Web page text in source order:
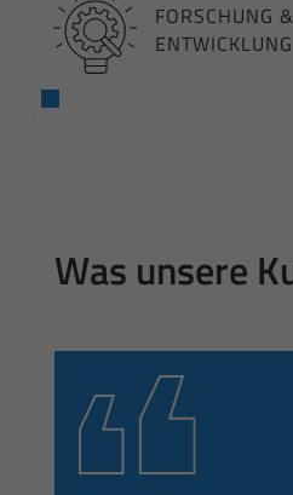
FORSCHUNG &
ENTWICKLUNG
Was unsere